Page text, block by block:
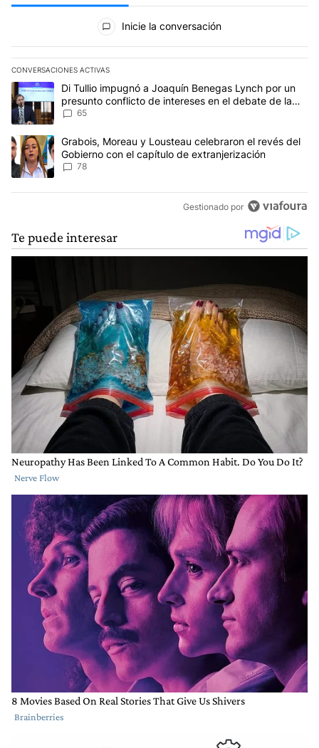
Todos los comentarios
Inicie la conversación
CONVERSACIONES ACTIVAS
Este listado muestra los artículos con más comentarios en los
Un artículo de tendencia con el título "Di Tullio impugnó a
Di Tullio impugnó a Joaquín Benegas Lynch por un
presunto conflicto de intereses en el debate de la
Ley de Tierras
65
Un artículo de tendencia con el título "Grabois, Moreau y
Grabois, Moreau y Lousteau celebraron el revés del
Gobierno con el capítulo de extranjerización
78
Gestionado por